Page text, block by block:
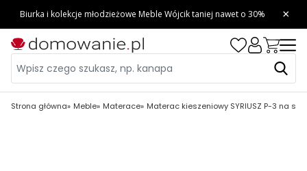
Strona główna Meble Materace Materac kieszeniowy SYRIUSZ P-3 na